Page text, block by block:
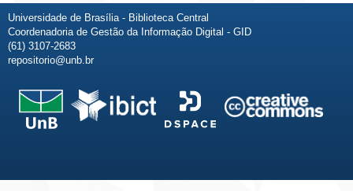
Universidade de Brasília - Biblioteca Central
Coordenadoria de Gestão da Informação Digital - GID
(61) 3107-2683
repositorio@unb.br